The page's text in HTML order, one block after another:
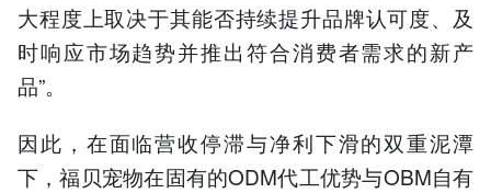
大程度上取决于其能否持续提升品牌认可度、及
时响应市场趋势并推出符合消费者需求的新产
品”。
因此，在面临营收停滞与净利下滑的双重泥潭
下，福贝宠物在固有的ODM代工优势与OBM自有